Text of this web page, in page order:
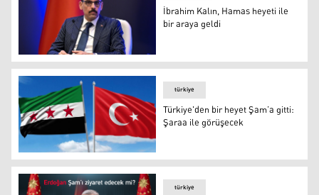
Milli İstihbarat Teşkilatı (MİT) Başkanı İbrahim Kalın
İbrahim Kalın, Hamas heyeti ile
bir araya geldi
Kalın, Fidan ve Güler
türkiye
Türkiye'den bir heyet Şam’a gitti:
Şaraa ile görüşecek
türkiye